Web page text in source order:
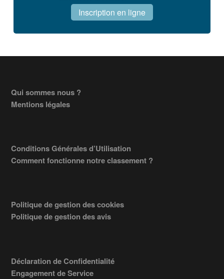
Inscription en ligne
Footer
Qui sommes nous ?
Mentions légales
Conditions Générales d’Utilisation
Comment fonctionne notre classement ?
Politique de gestion des cookies
Politique de gestion des avis
Déclaration de Confidentialité
Engagement de Service